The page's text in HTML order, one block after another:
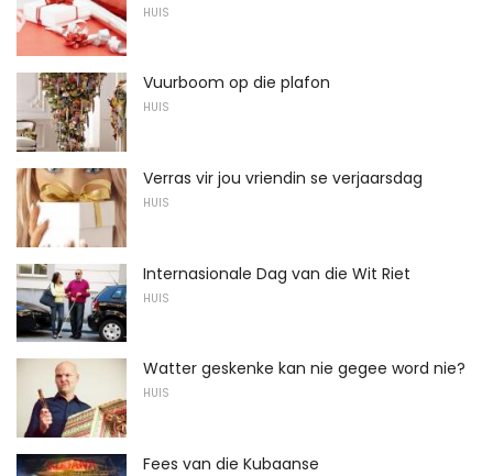
HUIS
Vuurboom op die plafon
HUIS
Verras vir jou vriendin se verjaarsdag
HUIS
Internasionale Dag van die Wit Riet
HUIS
Watter geskenke kan nie gegee word nie?
HUIS
Fees van die Kubaanse